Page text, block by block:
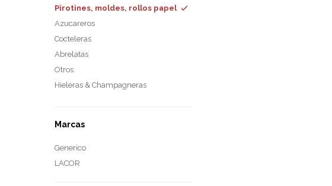
Pirotines, moldes, rollos papel
Azucareros
Cocteleras
Abrelatas
Otros
Hieleras & Champagneras
Marcas
Generico
LACOR